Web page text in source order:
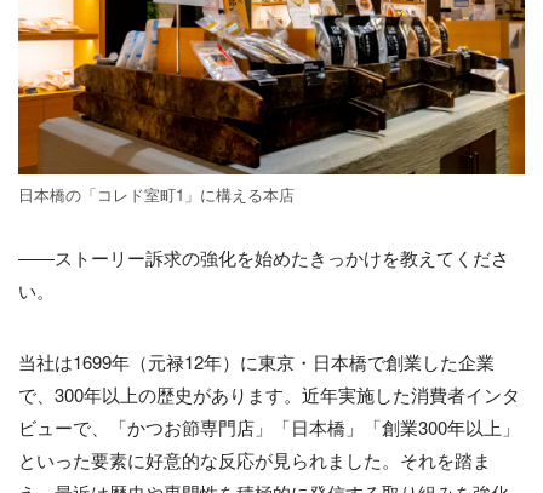
日本橋の「コレド室町1」に構える本店
――ストーリー訴求の強化を始めたきっかけを教えてくださ
い。
当社は1699年（元禄12年）に東京・日本橋で創業した企業
で、300年以上の歴史があります。近年実施した消費者インタ
ビューで、「かつお節専門店」「日本橋」「創業300年以上」
といった要素に好意的な反応が見られました。それを踏ま